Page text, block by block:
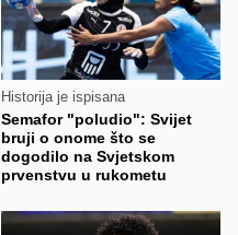
Historija je ispisana
Semafor "poludio": Svijet
bruji o onome što se
dogodilo na Svjetskom
prvenstvu u rukometu